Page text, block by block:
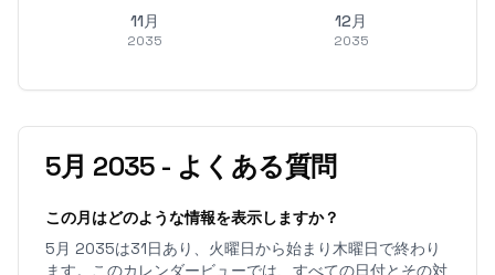
11月
2035
12月
2035
5月 2035 - よくある質問
この月はどのような情報を表示しますか？
5月 2035は31日あり、火曜日から始まり木曜日で終わり
ます。このカレンダービューでは、すべての日付とその対